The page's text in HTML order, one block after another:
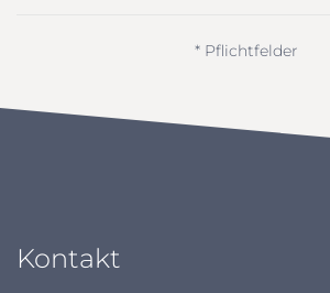
* Pflichtfelder
Kontakt